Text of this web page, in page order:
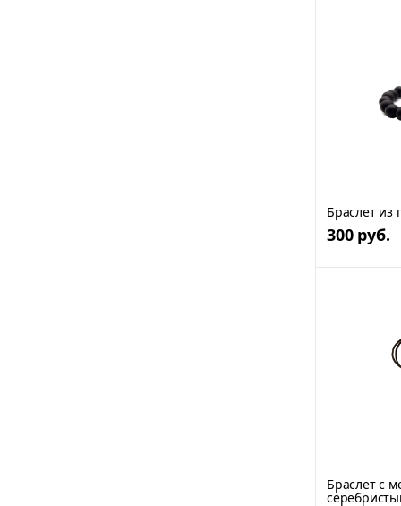
Браслет из
300 руб.
Браслет с